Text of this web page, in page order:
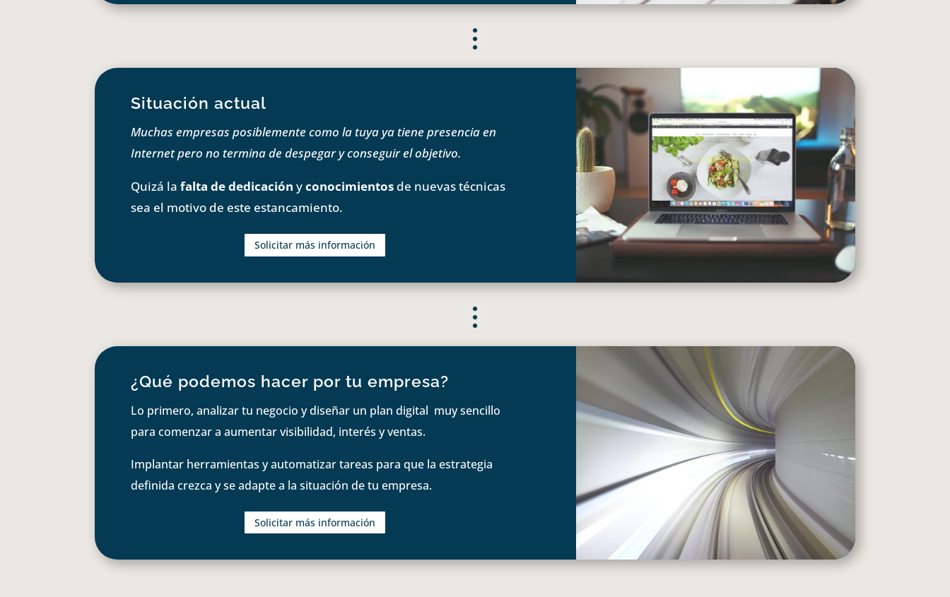
Situación actual
Muchas empresas posiblemente como la tuya ya tiene presencia en
Internet pero no termina de despegar y conseguir el objetivo.
Quizá lafalta de dedicación yconocimientos de nuevas técnicas
sea el motivo de este estancamiento.
Solicitar más información
¿Qué podemos hacer por tu empresa?
Lo primero, analizar tu negocio y diseñar un plan digital muy sencillo
para comenzar a aumentar visibilidad, interés y ventas.
Implantar herramientas y automatizar tareas para que la estrategia
definida crezca y se adapte a la situación de tu empresa.
Solicitar más información